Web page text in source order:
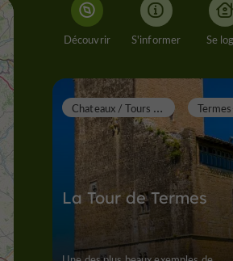
Découvrir S'informer Se
La Tour de Termes
C
hateaux / Tours / Donjons